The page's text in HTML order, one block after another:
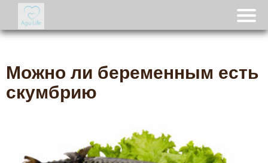
Можно ли беременным есть
скумбрию